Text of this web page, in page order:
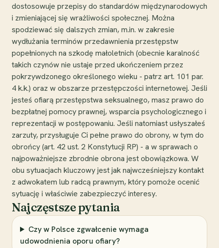
dostosowuje przepisy do standardów międzynarodowych
i zmieniającej się wrażliwości społecznej. Można
spodziewać się dalszych zmian, m.in. w zakresie
wydłużania terminów przedawnienia przestępstw
popełnionych na szkodę małoletnich (obecnie karalność
takich czynów nie ustaje przed ukończeniem przez
pokrzywdzonego określonego wieku - patrz art. 101 par.
4 k.k.) oraz w obszarze przestępczości internetowej. Jeśli
jesteś ofiarą przestępstwa seksualnego, masz prawo do
bezpłatnej pomocy prawnej, wsparcia psychologicznego i
reprezentacji w postępowaniu. Jeśli natomiast usłyszałeś
zarzuty, przysługuje Ci pełne prawo do obrony, w tym do
obrońcy (art. 42 ust. 2 Konstytucji RP) - a w sprawach o
najpoważniejsze zbrodnie obrona jest obowiązkowa. W
obu sytuacjach kluczowy jest jak najwcześniejszy kontakt
z adwokatem lub radcą prawnym, który pomoże ocenić
sytuację i właściwie zabezpieczyć interesy.
Najczęstsze pytania
Czy w Polsce zgwałcenie wymaga
udowodnienia oporu ofiary?